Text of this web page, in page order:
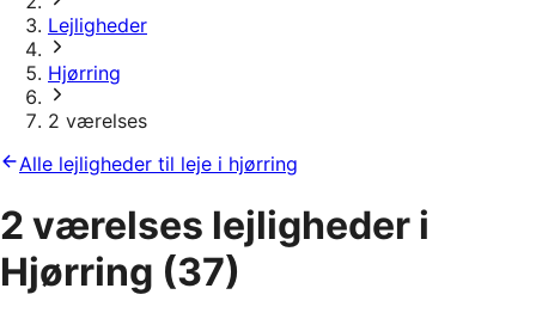
Lejligheder
Hjørring
2 værelses
Alle lejligheder til leje i hjørring
2 værelses lejligheder i
Hjørring (37)